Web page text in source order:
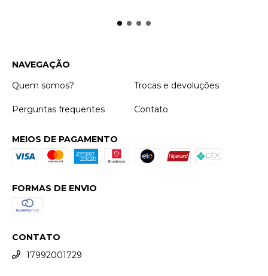
NAVEGAÇÃO
Quem somos?
Trocas e devoluções
Perguntas frequentes Contato
MEIOS DE PAGAMENTO
FORMAS DE ENVIO
CONTATO
17992001729